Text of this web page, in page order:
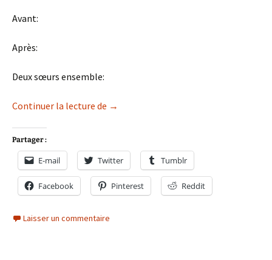
Avant:
Après:
Deux sœurs ensemble:
Continuer la lecture de Musicman Stingray: series mod 2
→
Partager :
E-mail Twitter Tumblr
Facebook Pinterest Reddit
Laisser un commentaire